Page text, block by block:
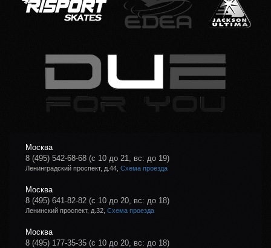
Москва
8 (495) 542-68-68 (с 10 до 21, вс: до 19)
Ленинградский проспект, д.44, Схема проезда
Москва
8 (495) 641-82-82 (с 10 до 20, вс: до 18)
Ленинский проспект, д.32, Схема проезда
Москва
8 (495) 177-35-35 (с 10 до 20, вс: до 18)